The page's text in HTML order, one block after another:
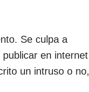
Se culpa a
en internet
un intruso o no,